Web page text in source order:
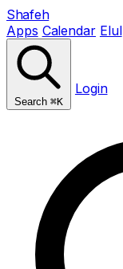
Shafeh
Apps Calendar Elul
Search ⌘K
Login